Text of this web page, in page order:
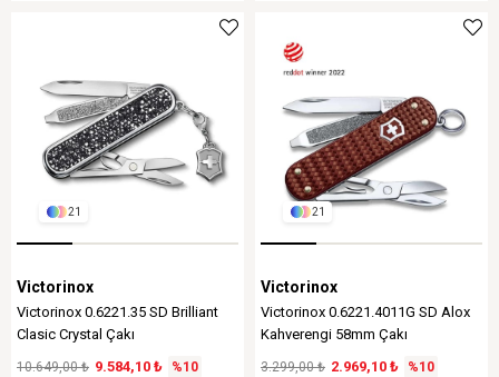
21
Victorinox
Victorinox 0.6221.35 SD Brilliant
Clasic Crystal Çakı
9.584,10 ₺
10.649,00 ₺ %10
21
Victorinox
Victorinox 0.6221.4011G SD Alox
Kahverengi 58mm Çakı
2.969,10 ₺
3.299,00 ₺ %10